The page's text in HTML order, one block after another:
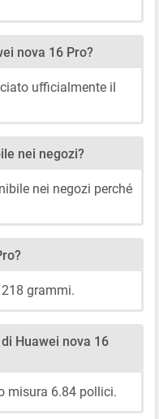
nova 16 Pro?
ufficialmente il
nei negozi?
nei negozi perché
grammi.
Huawei nova 16
misura 6.84 pollici.